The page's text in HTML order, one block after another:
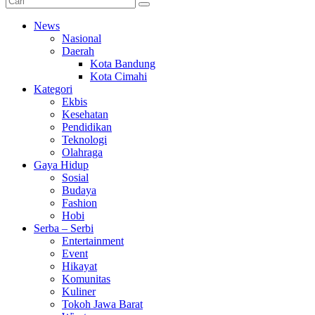
News
Nasional
Daerah
Kota Bandung
Kota Cimahi
Kategori
Ekbis
Kesehatan
Pendidikan
Teknologi
Olahraga
Gaya Hidup
Sosial
Budaya
Fashion
Hobi
Serba – Serbi
Entertainment
Event
Hikayat
Komunitas
Kuliner
Tokoh Jawa Barat